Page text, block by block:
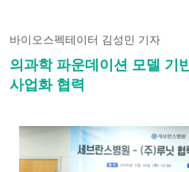
바이오스펙테이터 김성민 기자
의과학 파운데이션 모델 기
사업화 협력